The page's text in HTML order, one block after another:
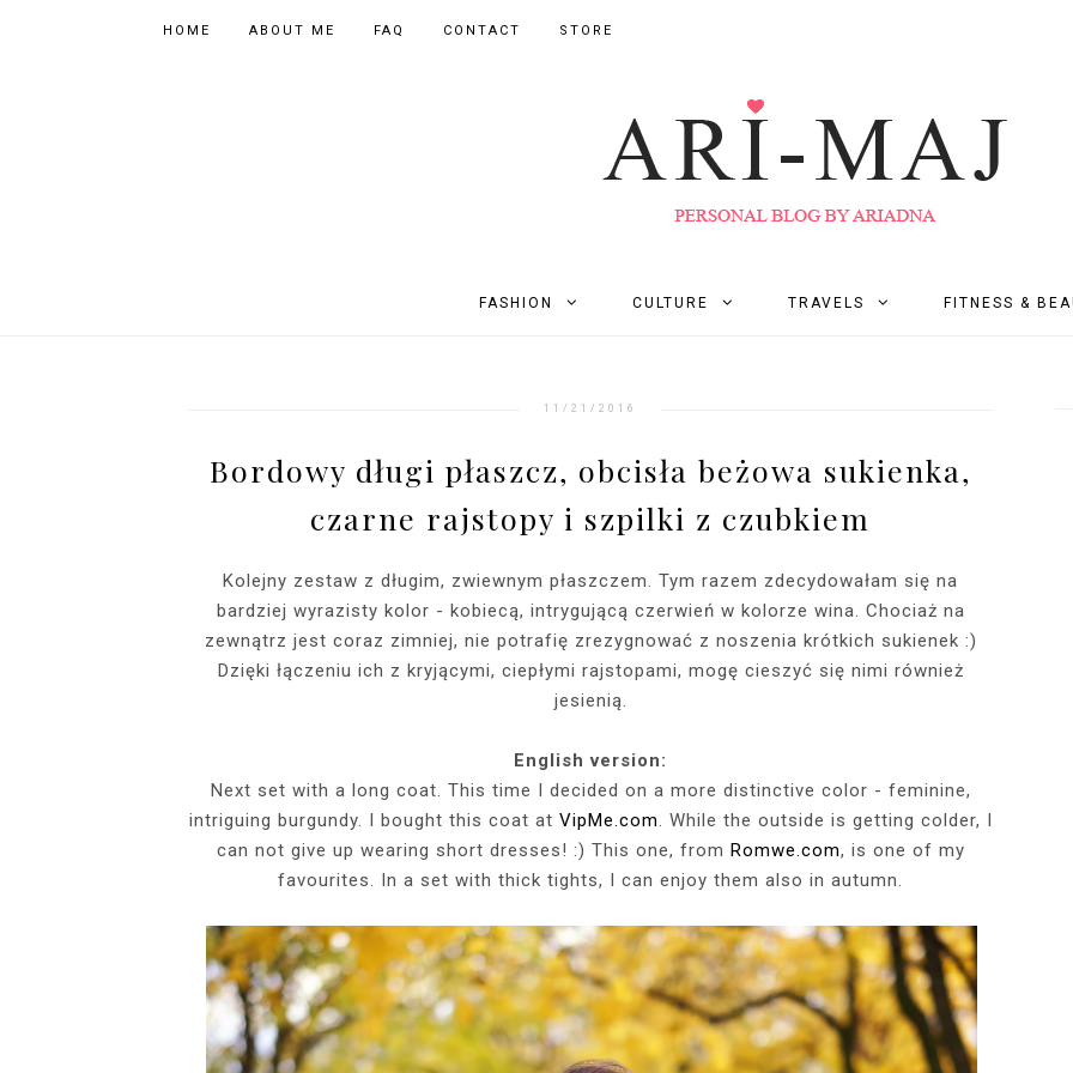
HOME ABOUT ME FAQ CONTACT STORE
FASHION
SHOPPING
INSTAGRAM MIX
EVENTS
INSIDE HER FRAME - MY NEW
SENSUAL PHOTOBOOK
MY 34TH BIRTHDAY! FEELING
MORE ME THAN EVER :)
2025 - THE
PHOTOS ON
CULTURE
EVENTS
PHOTOGRAPHY
SZARY TOP, KRÓTKA SKÓRZANA
SPÓDNICZKA, CZARNE
KTÓRYMI PRAGNĘ SIĘ Z WAMI
PODZIELIĆ
RÓŻOWY SWETER Z DEKOLTEM,
SZARA SPÓDNICZKA I CZARNE
PRAGNĘ SIĘ Z WAMI PODZIELIĆ
FALBANAMI,
I SZPILKI +
PRAGNĘ SIĘ Z
TRAVELS
ASIA
GDZIE POWSTAJĄ MOJE
BUDUAROWE SESJE + 100 ZŁ DO
AIRBNB
NIEZNANE OBLICZE LUWRU:
DLACZEGO MONA LISA STAŁA
WENUS Z MILO?
WIZYTA W
FITNESS &
BEAUTY
BIAŁY SPORTOWY STANIK,
CZARNE LEGGINSY I
WIZYTA W POZNAŃSKIEJ
PRACOWNI FRYZJERSKIEJ CUT
JAKIEGO
CZYM
WŁOSY?
11/21/2016
Bordowy długi płaszcz, obcisła beżowa sukienka,
czarne rajstopy i szpilki z czubkiem
Kolejny zestaw z długim, zwiewnym płaszczem. Tym razem zdecydowałam się na
bardziej wyrazisty kolor - kobiecą, intrygującą czerwień w kolorze wina. Chociaż na
zewnątrz jest coraz zimniej, nie potrafię zrezygnować z noszenia krótkich sukienek :)
Dzięki łączeniu ich z kryjącymi, ciepłymi rajstopami, mogę cieszyć się nimi również
jesienią.
English version:
Next set with a long coat. This time I decided on a more distinctive color - feminine,
intriguing burgundy. I bought this coat at VipMe.com. While the outside is getting colder, I
can not give up wearing short dresses! :) This one, from Romwe.com, is one of my
favourites. In a set with thick tights, I can enjoy them also in autumn.